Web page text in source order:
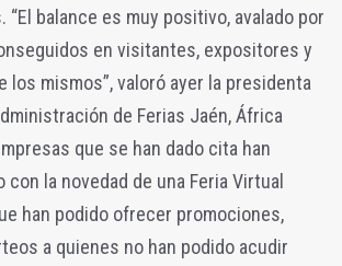
“El balance es muy positivo, avalado por
en visitantes, expositores y
los mismos”, valoró ayer la presidenta
de Ferias Jaén, África
que se han dado cita han
con la novedad de una Feria Virtual
han podido ofrecer promociones,
a quienes no han podido acudir